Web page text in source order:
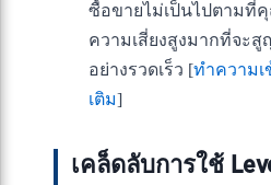
ซื้อขายไม่เป็นไปตามที่
ความเสี่ยงสูงมากที่จะสู
อย่างรวดเร็ว [ทำความเ
เติม]
เคล็ดลับการใช้